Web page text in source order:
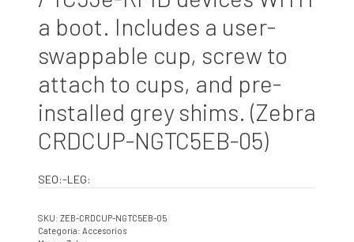
a boot. Includes a user-
swappable cup, screw to
attach to cups, and pre-
installed grey shims. (Zebra
CRDCUP-NGTC5EB-05)
SEO:-LEG:
SKU: ZEB-CRDCUP-NGTC5EB-05
Categoría: Accesorios